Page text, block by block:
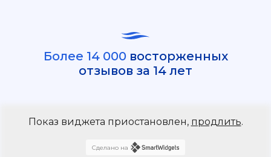
Более 14 000восторженных
отзывов за 14 лет
Показ виджета приостановлен, продлить.
Сделано на